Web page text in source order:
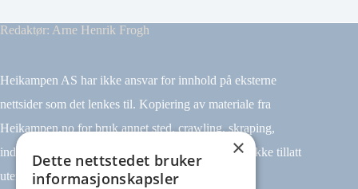
Redaktør: Arne Henrik Frogh
Heikampen AS har ikke ansvar for innhold på eksterne
nettsider som det lenkes til. Kopiering av materiale fra
Heikampen.no for bruk annet sted, crawling, skraping,
indeksering (for eksempel tekst og datamining) er ikke tillatt
uten avtale.
×
Dette nettstedet bruker
informasjonskapsler